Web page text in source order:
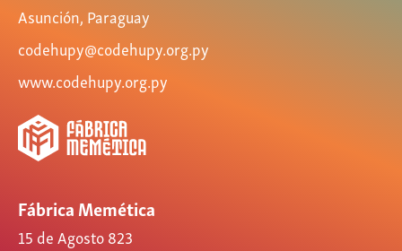
Asunción, Paraguay
codehupy@codehupy.org.py
www.codehupy.org.py
Fábrica Memética
15 de Agosto 823